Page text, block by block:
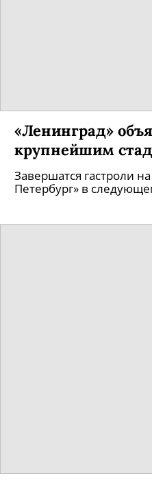
«Ленинград»
крупнейшим
Завершатся гастроли
Петербург» в